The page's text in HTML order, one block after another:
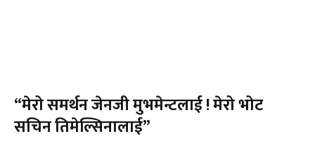
“मेरो समर्थन जेनजी मुभमेन्टलाई ! मेरो भोट
सचिन तिमेल्सिनालाई”